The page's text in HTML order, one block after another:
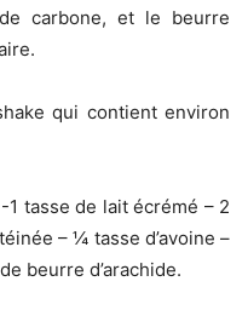
carbone, et le beurre
qui contient environ
tasse de lait écrémé – 2
– ¼ tasse d’avoine –
beurre d’arachide.